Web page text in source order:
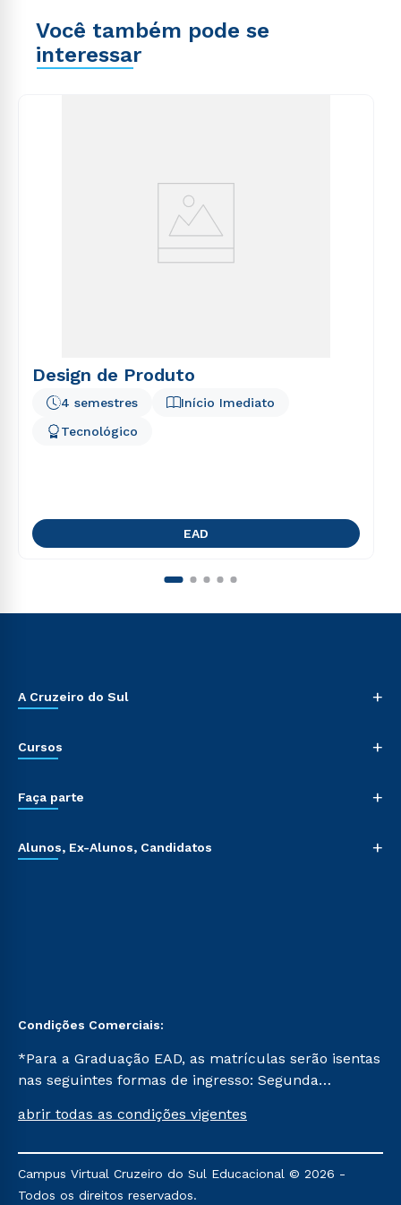
Você também pode se
interessar
Design de Produto
Início Imediato
4 semestres
Tecnológico
EAD
A Cruzeiro do Sul +
Cursos +
Faça parte +
Alunos, Ex-Alunos, Candidatos +
Condições Comerciais:
*Para a Graduação EAD, as matrículas serão isentas
nas seguintes formas de ingresso: Segunda
Já para as demais, a taxa de matrícula será de R$
mencionadas são referentes aos cursos: Ensino
Religioso, Geografia para a Docência e Metodologia
abrir todas as condições vigentes
Campus Virtual Cruzeiro do Sul Educacional © 2026 -
Todos os direitos reservados.